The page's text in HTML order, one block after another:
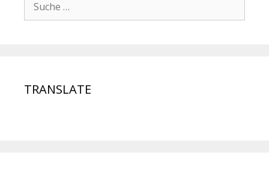
TRANSLATE